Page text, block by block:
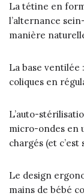
La tétine en
l’alternance
manière
La base
coliques en
L’auto-
micro-ondes en
chargés (et
Le design
mains de bébé